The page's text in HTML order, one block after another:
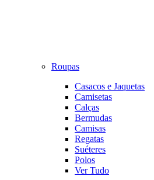
Roupas
Casacos e Jaquetas
Camisetas
Calças
Bermudas
Camisas
Regatas
Suéteres
Polos
Ver Tudo